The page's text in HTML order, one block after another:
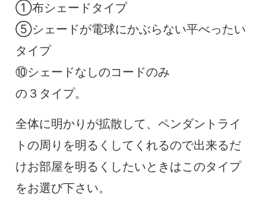
①布シェードタイプ
⑤シェードが電球にかぶらない平べったい
タイプ
⑩シェードなしのコードのみ
の３タイプ。
全体に明かりが拡散して、ペンダントライ
トの周りを明るくしてくれるので出来るだ
けお部屋を明るくしたいときはこのタイプ
をお選び下さい。